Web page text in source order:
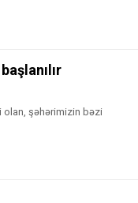
olan, şəhərimizin bəzi